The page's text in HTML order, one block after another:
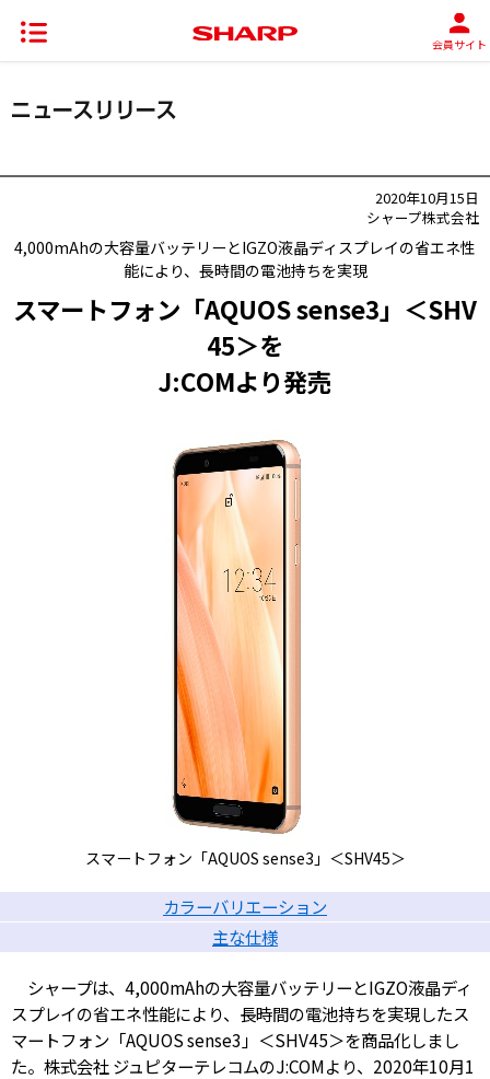
会員サイト
2020年10月15日
シャープ株式会社
4,000mAhの大容量バッテリーとIGZO液晶ディスプレイの省エネ性
能により、長時間の電池持ちを実現
スマートフォン「AQUOS sense3」＜SHV
45＞を
J:COMより発売
スマートフォン「AQUOS sense3」＜SHV45＞
カラーバリエーション
主な仕様
シャープは、4,000mAhの大容量バッテリーとIGZO液晶ディ
スプレイの省エネ性能により、長時間の電池持ちを実現したス
マートフォン「AQUOS sense3」＜SHV45＞を商品化しまし
た。株式会社 ジュピターテレコムのJ:COMより、2020年10月1